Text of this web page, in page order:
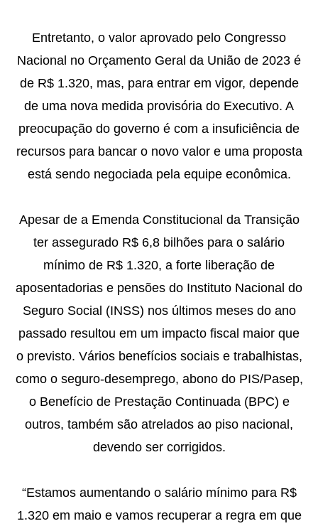
Entretanto, o valor aprovado pelo Congresso
Nacional no Orçamento Geral da União de 2023 é
de R$ 1.320, mas, para entrar em vigor, depende
de uma nova medida provisória do Executivo. A
preocupação do governo é com a insuficiência de
recursos para bancar o novo valor e uma proposta
está sendo negociada pela equipe econômica.
Apesar de a Emenda Constitucional da Transição
ter assegurado R$ 6,8 bilhões para o salário
mínimo de R$ 1.320, a forte liberação de
aposentadorias e pensões do Instituto Nacional do
Seguro Social (INSS) nos últimos meses do ano
passado resultou em um impacto fiscal maior que
o previsto. Vários benefícios sociais e trabalhistas,
como o seguro-desemprego, abono do PIS/Pasep,
o Benefício de Prestação Continuada (BPC) e
outros, também são atrelados ao piso nacional,
devendo ser corrigidos.
“Estamos aumentando o salário mínimo para R$
1.320 em maio e vamos recuperar a regra em que